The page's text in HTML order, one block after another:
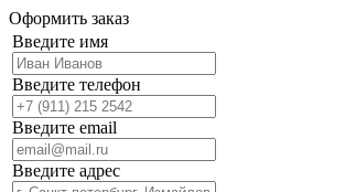
Оформить заказ
Введите имя
Введите телефон
Введите email
Введите адрес